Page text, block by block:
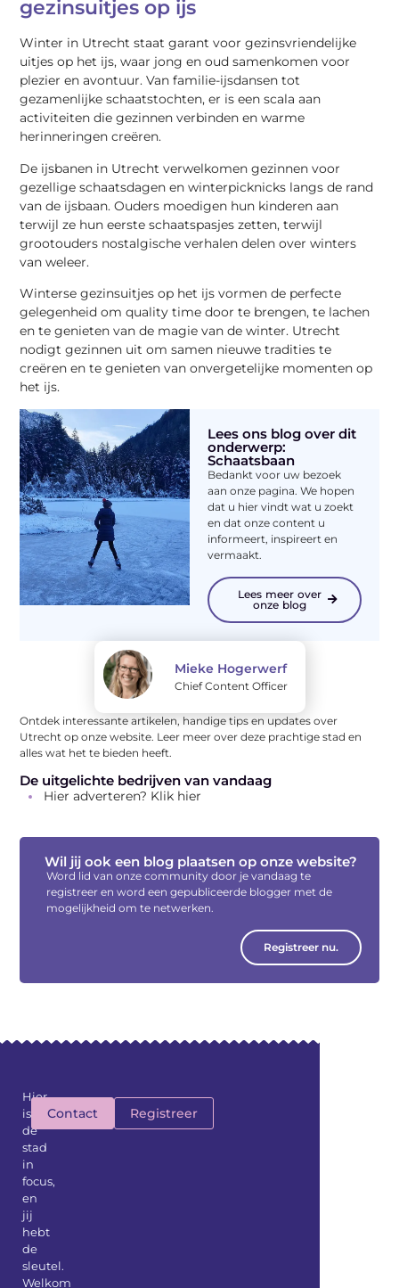
gezinsuitjes op ijs
Winter in Utrecht staat garant voor gezinsvriendelijke
uitjes op het ijs, waar jong en oud samenkomen voor
plezier en avontuur. Van familie-ijsdansen tot
gezamenlijke schaatstochten, er is een scala aan
activiteiten die gezinnen verbinden en warme
herinneringen creëren.
De ijsbanen in Utrecht verwelkomen gezinnen voor
gezellige schaatsdagen en winterpicknicks langs de rand
van de ijsbaan. Ouders moedigen hun kinderen aan
terwijl ze hun eerste schaatspasjes zetten, terwijl
grootouders nostalgische verhalen delen over winters
van weleer.
Winterse gezinsuitjes op het ijs vormen de perfecte
gelegenheid om quality time door te brengen, te lachen
en te genieten van de magie van de winter. Utrecht
nodigt gezinnen uit om samen nieuwe tradities te
creëren en te genieten van onvergetelijke momenten op
het ijs.
Lees ons blog over dit
onderwerp:
Schaatsbaan
Bedankt voor uw bezoek
aan onze pagina. We hopen
dat u hier vindt wat u zoekt
en dat onze content u
informeert, inspireert en
vermaakt.
Lees meer over
onze blog
Mieke Hogerwerf
Chief Content Officer
Ontdek interessante artikelen, handige tips en updates over
Utrecht op onze website. Leer meer over deze prachtige stad en
alles wat het te bieden heeft.
De uitgelichte bedrijven van vandaag
Hier adverteren? Klik hier
Wil jij ook een blog plaatsen op onze website?
Word lid van onze community door je vandaag te
registreer en word een gepubliceerde blogger met de
mogelijkheid om te netwerken.
Registreer nu.
Hier
is
de
stad
in
focus,
en
jij
hebt
de
sleutel.
Welkom
Contact Registreer